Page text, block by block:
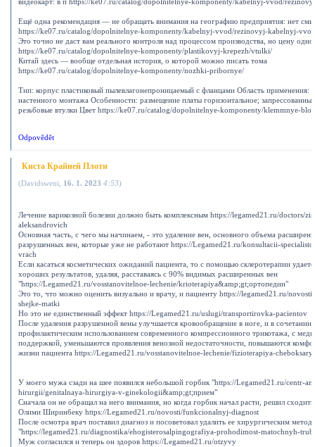
Ещё одна рекомендация — не обращать внимания на географию предприятия: нет
https://ke07.ru/catalog/dopolnitelnye-komponenty/kabelnyj-vvod/rezinovyj-kabelnyj-
Это точно не даст вам реального контроля над процессом производства, но цену
https://ke07.ru/catalog/dopolnitelnye-komponenty/plastikovyj-krepezh/vtulki/
Китай здесь — вообще отдельная история, о которой можно писать тома
https://ke07.ru/catalog/dopolnitelnye-komponenty/nozhki-pribornye/
Тип: корпус пластиковый пылевлагонепроницаемый с фланцами Область применения:
настенного монтажа Особенности: размещение платы горизонтальное;
резьбовые втулки Цвет https://ke07.ru/catalog/dopolnitelnye-komponenty/klemmnye-
Odpovědět
Киста Крайней Плоти
(Davidsweni 16. 1. 2023 4:53)
Лечение варикозной болезни должно быть комплексным https://legamed21.ru/doctors/
aleksandrovich
Основная часть, с чего мы начинаем, - это удаление вен, основного объема
разрушенных вен, которые уже не работают https://Legamed21.ru/konsultacii-
vrach
Если касаться косметических ожиданий пациента, то с помощью склеротерапии
хороших результатов, удаляя, расставаясь с 90% видимых расширенных вен
"https://Legamed21.ru/vosstanovitelnoe-lechenie/krioterapiya&amp;gt;ортопедии"
Это то, что можно оценить визуально и врачу, и пациенту https://legamed21.ru/
shejke-matki
Но это не единственный эффект https://Legamed21.ru/uslugi/transportirovka-pacientov
После удаления разрушенной вены улучшается кровообращение в ноге, и в сочетании
профилактическим использованием современного компрессионного трикотажа, с
поддержкой, уменьшаются проявления венозной недостаточности, повышаются
жизни пациента https://Legamed21.ru/vosstanovitelnoe-lechenie/fizioterapiya-cheboksary
У моего мужа сзади на шее появился небольшой горбик "https://Legamed21.ru/centr-
hirurgii/genitalnaya-hirurgiya-v-ginekologii&amp;gt;прием"
Сначала он не обращал на него внимания, но когда горбик начал расти, решил
Олими Ширинбеку https://Legamed21.ru/novosti/funkcionalnyj-diagnost
После осмотра врач поставил диагноз и посоветовал удалить ее хирургическим
"https://legamed21.ru/diagnostika/ehogisterosalpingografiya-prohodimost-matochnyh-
Муж согласился и теперь он здоров https://Legamed21.ru/otzyvy